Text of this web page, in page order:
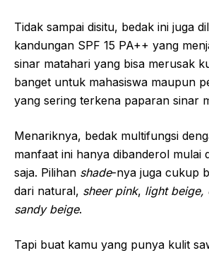
Tidak sampai disitu, bedak ini juga
kandungan SPF 15 PA++ yang
sinar matahari yang bisa merusak
banget untuk mahasiswa maupun
yang sering terkena paparan sinar
Menariknya, bedak multifungsi
manfaat ini hanya dibanderol mulai
saja. Pilihan shade-nya juga cukup
dari natural, sheer pink, light beige,
sandy beige.
Tapi buat kamu yang punya kulit